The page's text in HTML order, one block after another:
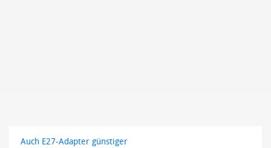
Auch E27-Adapter günstiger